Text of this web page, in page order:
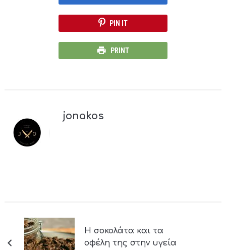
PIN IT
PRINT
jonakos
Η σοκολάτα και τα
οφέλη της στην υγεία